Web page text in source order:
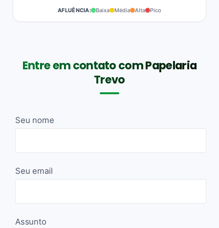
AFLUÊNCIA: Baixa Média Alta Pico
Entre em contato com Papelaria
Trevo
Seu nome
Seu email
Assunto